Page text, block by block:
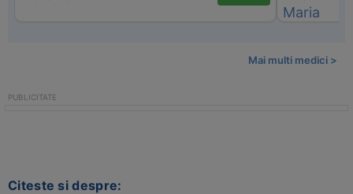
Mai multi medici >
Citeste si despre: